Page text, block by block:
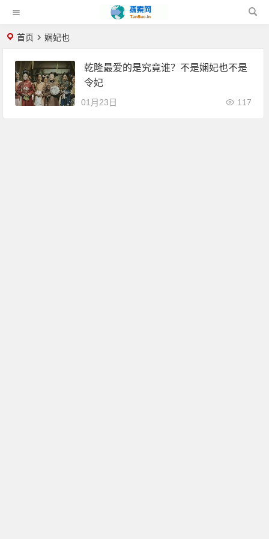
首页 娴妃也
乾隆最爱的是究竟谁？不是娴妃也不是
令妃
01月23日 117